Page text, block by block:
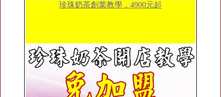
珍珠奶茶創業教學，4900元起